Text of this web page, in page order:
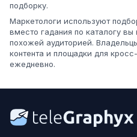
подборку.
Маркетологи используют
вместо гадания по каталогу
похожей аудиторией.
контента и площадки для
ежедневно.